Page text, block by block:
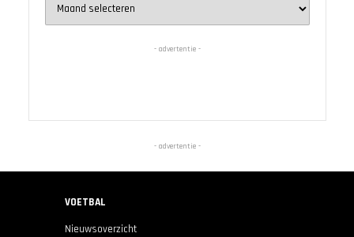
- advertentie -
- advertentie -
VOETBAL
Nieuwsoverzicht